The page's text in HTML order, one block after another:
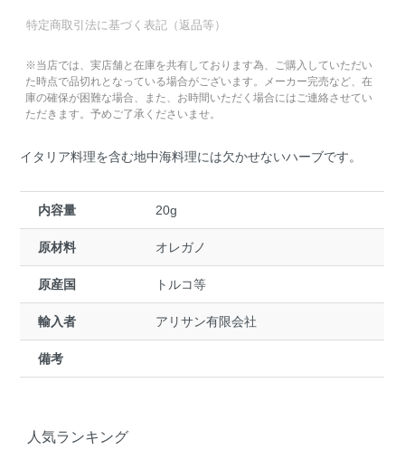
特定商取引法に基づく表記（返品等）
※当店では、実店舗と在庫を共有しております為、ご購入していただい
た時点で品切れとなっている場合がございます。メーカー完売など、在
庫の確保が困難な場合、また、お時間いただく場合にはご連絡させてい
ただきます。予めご了承くださいませ。
イタリア料理を含む地中海料理には欠かせないハーブです。
内容量 20g
原材料 オレガノ
原産国 トルコ等
輸入者 アリサン有限会社
備考
人気ランキング